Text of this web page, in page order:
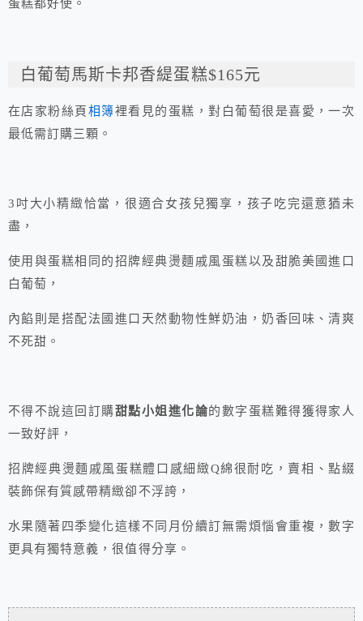
蛋糕都好使。
白葡萄馬斯卡邦香緹蛋糕$165元
在店家粉絲頁 相簿裡看見的蛋糕，對白葡萄很是喜愛，一次
最低需訂購三顆。
3吋大小精緻恰當，很適合女孩兒獨享，孩子吃完還意猶未
盡，
使用與蛋糕相同的招牌經典燙麵戚風蛋糕以及甜脆美國進口
白葡萄，
內餡則是搭配法國進口天然動物性鮮奶油，奶香回味、清爽
不死甜。
不得不說這回訂購甜點小姐進化論的數字蛋糕難得獲得家人
一致好評，
招牌經典燙麵戚風蛋糕體口感細緻Q綿很耐吃，賣相、點綴
裝飾保有質感帶精緻卻不浮誇，
水果隨著四季變化這樣不同月份續訂無需煩惱會重複，數字
更具有獨特意義，很值得分享。